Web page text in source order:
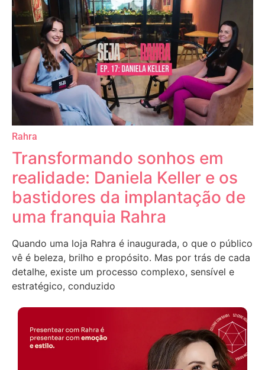
Rahra
Transformando sonhos em
realidade: Daniela Keller e os
bastidores da implantação de
uma franquia Rahra
Quando uma loja Rahra é inaugurada, o que o público
vê é beleza, brilho e propósito. Mas por trás de cada
detalhe, existe um processo complexo, sensível e
estratégico, conduzido